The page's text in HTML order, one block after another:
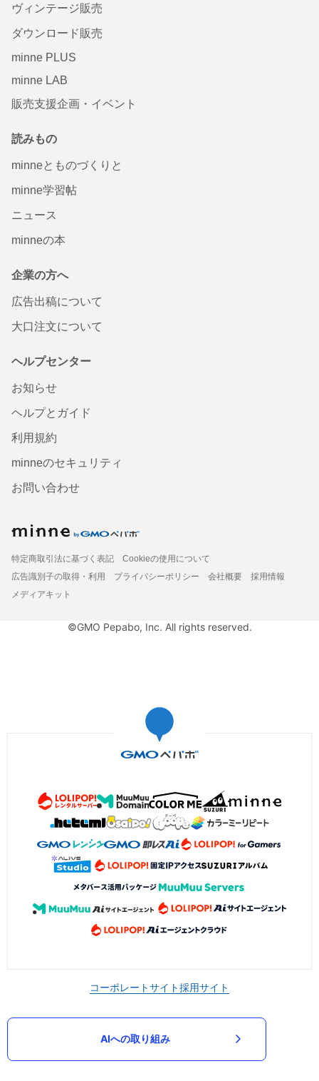
ヴィンテージ販売
ダウンロード販売
minne PLUS
minne LAB
販売支援企画・イベント
読みもの
minneとものづくりと
minne学習帖
ニュース
minneの本
企業の方へ
広告出稿について
大口注文について
ヘルプセンター
お知らせ
ヘルプとガイド
利用規約
minneのセキュリティ
お問い合わせ
特定商取引法に基づく表記
Cookieの使用について
広告識別子の取得・利用
プライバシーポリシー 会社概要
採用情報
メディアキット
©GMO Pepabo, Inc. All rights reserved.
コーポレートサイト採用サイト
AIへの取り組み